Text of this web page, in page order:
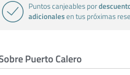
Puntos canjeables por
adicionalesen tus próximas
Puerto Calero